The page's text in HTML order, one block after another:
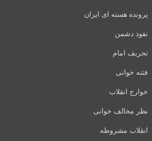
پرونده هسته ای ایران
نفوذ دشمن
تحریف امام
فتنه خوانی
خوارج انقلاب
نظر مخالف خوانی
انقلاب مشروطه